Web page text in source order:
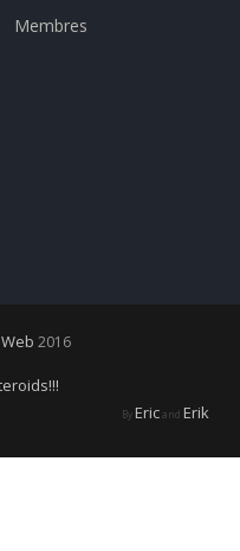
Membres
2016
ByEricand Erik